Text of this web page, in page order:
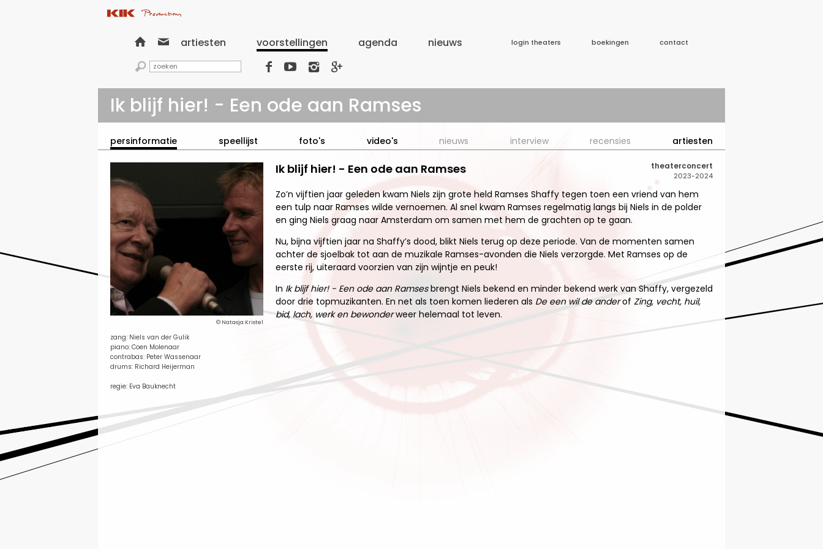
  artiesten voorstellingen agenda nieuws login theaters boekingen contact
    
Ik blijf hier! - Een ode aan Ramses
persinformatie speellijst foto's video's nieuws interview recensies artiesten
© Natasja Kristel
zang: Niels van der Gulik
piano: Coen Molenaar
contrabas: Peter Wassenaar
drums: Richard Heijerman
regie: Eva Bauknecht
theaterconcert
2023-2024
Ik blijf hier! - Een ode aan Ramses
Zo’n vijftien jaar geleden kwam Niels zijn grote held Ramses Shaffy tegen toen een vriend van hem
een tulp naar Ramses wilde vernoemen. Al snel kwam Ramses regelmatig langs bij Niels in de polder
en ging Niels graag naar Amsterdam om samen met hem de grachten op te gaan.
Nu, bijna vijftien jaar na Shaffy’s dood, blikt Niels terug op deze periode. Van de momenten samen
achter de sjoelbak tot aan de muzikale Ramses-avonden die Niels verzorgde. Met Ramses op de
eerste rij, uiteraard voorzien van zijn wijntje en peuk!
In Ik blijf hier! - Een ode aan Ramsesbrengt Niels bekend en minder bekend werk van Shaffy, vergezeld
door drie topmuzikanten. En net als toen komen liederen als De een wil de anderof Zing, vecht, huil,
bid, lach, werk en bewonderweer helemaal tot leven.